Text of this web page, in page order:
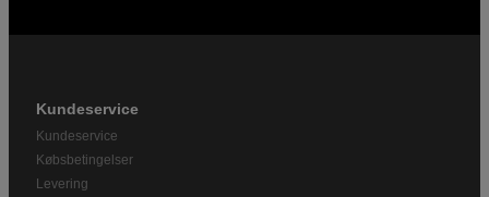
Kundeservice
Kundeservice
Købsbetingelser
Levering